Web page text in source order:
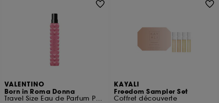
VALENTINO
Born in Roma Donna
Travel Size Eau de Parfum Pour Elle Florale Ambrée Boisée
KAYALI
Freedom Sampler Set
Coffret découverte